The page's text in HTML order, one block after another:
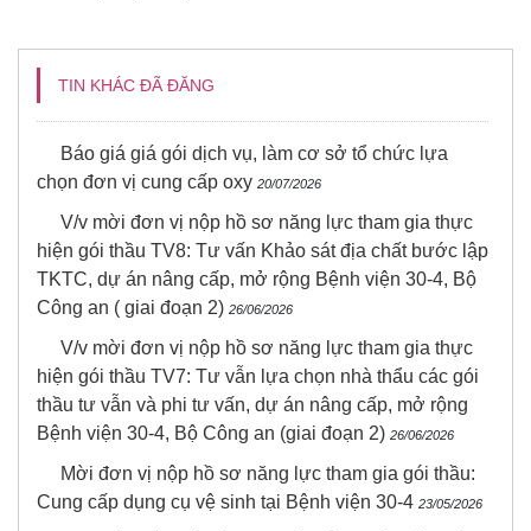
TIN KHÁC ĐÃ ĐĂNG
Báo giá giá gói dịch vụ, làm cơ sở tổ chức lựa
chọn đơn vị cung cấp oxy 20/07/2026
V/v mời đơn vị nộp hồ sơ năng lực tham gia thực
hiện gói thầu TV8: Tư vấn Khảo sát địa chất bước lập
TKTC, dự án nâng cấp, mở rộng Bệnh viện 30-4, Bộ
Công an ( giai đoạn 2) 26/06/2026
V/v mời đơn vị nộp hồ sơ năng lực tham gia thực
hiện gói thầu TV7: Tư vẫn lựa chọn nhà thẩu các gói
thầu tư vẫn và phi tư vấn, dự án nâng cấp, mở rộng
Bệnh viện 30-4, Bộ Công an (giai đoạn 2) 26/06/2026
Mời đơn vị nộp hồ sơ năng lực tham gia gói thầu:
Cung cấp dụng cụ vệ sinh tại Bệnh viện 30-4 23/05/2026